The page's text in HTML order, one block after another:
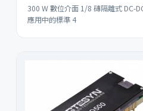
300 W 數位介面 1/8 磚隔離式 DC-
應用中的標準 4